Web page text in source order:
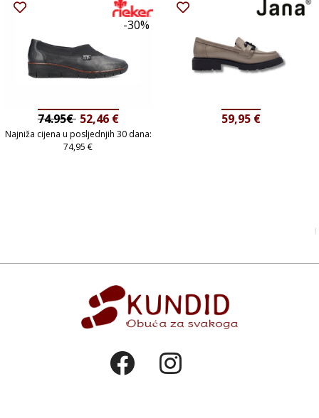
-30%
74.95€ 52,46 €
Najniža cijena u posljednjih 30 dana:
74,95€
59,95 €